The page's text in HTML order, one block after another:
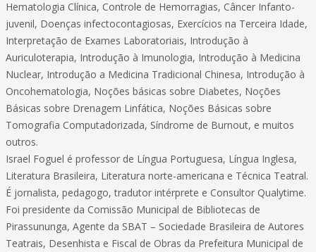
Hematologia Clínica, Controle de Hemorragias, Câncer Infanto-
juvenil, Doenças infectocontagiosas, Exercícios na Terceira Idade,
Interpretação de Exames Laboratoriais, Introdução à
Auriculoterapia, Introdução à Imunologia, Introdução à Medicina
Nuclear, Introdução a Medicina Tradicional Chinesa, Introdução à
Oncohematologia, Noções básicas sobre Diabetes, Noções
Básicas sobre Drenagem Linfática, Noções Básicas sobre
Tomografia Computadorizada, Síndrome de Burnout, e muitos
outros.
Israel Foguel é professor de Língua Portuguesa, Língua Inglesa,
Literatura Brasileira, Literatura norte-americana e Técnica Teatral.
É jornalista, pedagogo, tradutor intérprete e Consultor Qualytime.
Foi presidente da Comissão Municipal de Bibliotecas de
Pirassununga, Agente da SBAT – Sociedade Brasileira de Autores
Teatrais, Desenhista e Fiscal de Obras da Prefeitura Municipal de